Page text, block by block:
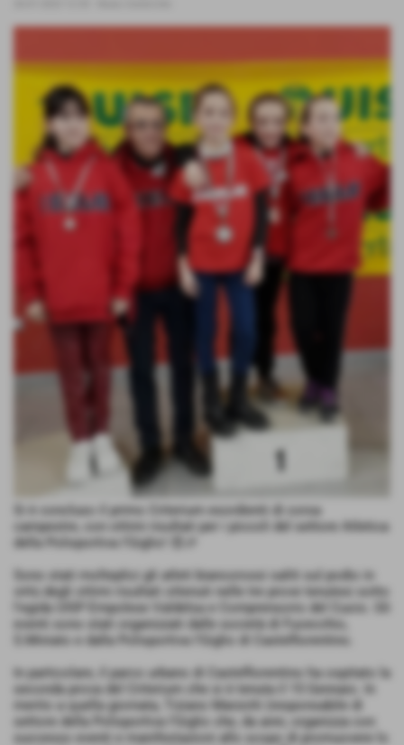
Si è concluso il primo Criterium esordienti di corsa
campestre, con ottimi risultati per i piccoli del settore Atletica
della Polisportiva I'Giglio! 😍🎉
Sono stati molteplici gli atleti biancorossi saliti sul podio in
virtù degli ottimi risultati ottenuti nelle tre prove tenutesi sotto
l'egida UISP Empolese Valdelsa e Comprensorio del Cuoio. Gli
eventi sono stati organizzati dalle società di Fucecchio,
S.Miniato e dalla Polisportiva I'Giglio di Castelfiorentino.
In particolare, il parco urbano di Castelfiorentino ha ospitato la
seconda prova del Criterium che si è tenuta il 15 Gennaio. In
merito a quella giornata, Tiziano Marzotti (responsabile di
settore della Polisportiva I'Giglio che, da anni, organizza con
successo eventi e manifestazioni allo scopo di promuovere lo